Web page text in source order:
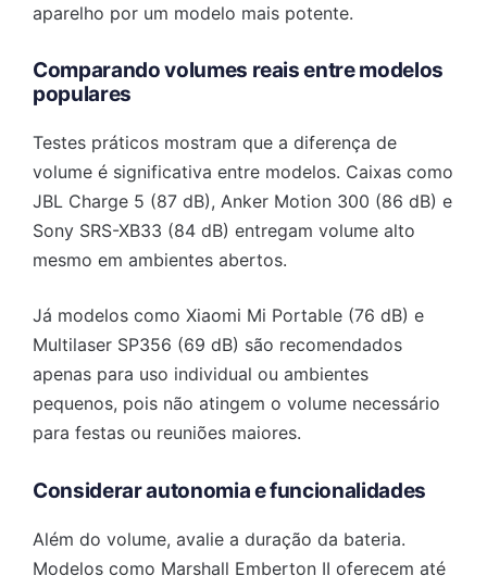
aparelho por um modelo mais potente.
Comparando volumes reais entre modelos
populares
Testes práticos mostram que a diferença de
volume é significativa entre modelos. Caixas como
JBL Charge 5 (87 dB), Anker Motion 300 (86 dB) e
Sony SRS-XB33 (84 dB) entregam volume alto
mesmo em ambientes abertos.
Já modelos como Xiaomi Mi Portable (76 dB) e
Multilaser SP356 (69 dB) são recomendados
apenas para uso individual ou ambientes
pequenos, pois não atingem o volume necessário
para festas ou reuniões maiores.
Considerar autonomia e funcionalidades
Além do volume, avalie a duração da bateria.
Modelos como Marshall Emberton II oferecem até